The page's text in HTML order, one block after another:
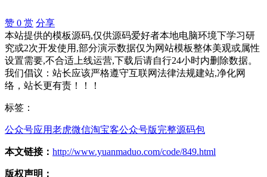
赞 0 赏 分享
本站提供的模板源码,仅供源码爱好者本地电脑环境下学习研
究或2次开发使用,部分演示数据仅为网站模板整体美观或属性
设置需要,不合适上线运营,下载后请自行24小时内删除数据。
我们倡议：站长应该严格遵守互联网法律法规建站,净化网
络，站长更有责！！！
标签：
公众号应用老虎微信淘宝客公众号版完整源码包
本文链接： http://www.yuanmaduo.com/code/849.html
版权声明：